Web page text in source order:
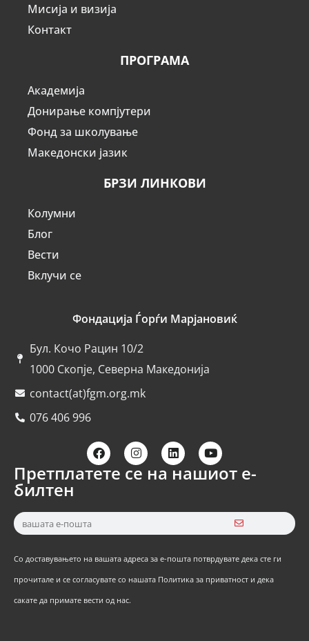
Мисија и визија
Контакт
ПРОГРАМА
Академија
Донирање компјутери
Фонд за школување
Македонски јазик
БРЗИ ЛИНКОВИ
Колумни
Блог
Вести
Вклучи се
Фондација Ѓорѓи Марјановиќ
Бул. Кочо Рацин 10/2
1000 Скопје, Северна Македонија
contact(at)fgm.org.mk
076 406 996
Претплатете се на нашиот е-
билтен
Со доставувањето на вашата адреса за е-пошта потврдувате дека сте ги
прочитале и се согласувате со нашата Политика за приватност и дека
сакате да примате вести од нас.